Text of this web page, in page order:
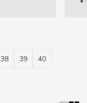
38 39 40